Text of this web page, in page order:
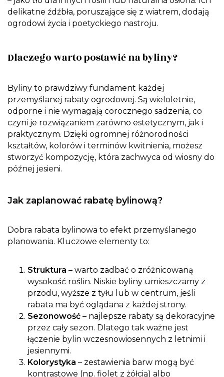
delikatne źdźbła, poruszające się z wiatrem, dodają
ogrodowi życia i poetyckiego nastroju.
Dlaczego warto postawić na byliny?
Byliny to prawdziwy fundament każdej
przemyślanej rabaty ogrodowej. Są wieloletnie,
odporne i nie wymagają corocznego sadzenia, co
czyni je rozwiązaniem zarówno estetycznym, jak i
praktycznym. Dzięki ogromnej różnorodności
kształtów, kolorów i terminów kwitnienia, możesz
stworzyć kompozycję, która zachwyca od wiosny do
późnej jesieni.
Jak zaplanować rabatę bylinową?
Dobra rabata bylinowa to efekt przemyślanego
planowania. Kluczowe elementy to:
Struktura – warto zadbać o zróżnicowaną
wysokość roślin. Niskie byliny umieszczamy z
przodu, wyższe z tyłu lub w centrum, jeśli
rabata ma być oglądana z każdej strony.
Sezonowość – najlepsze rabaty są dekoracyjne
przez cały sezon. Dlatego tak ważne jest
łączenie bylin wczesnowiosennych z letnimi i
jesiennymi.
Kolorystyka – zestawienia barw mogą być
kontrastowe (np. fiolet z żółcią) albo